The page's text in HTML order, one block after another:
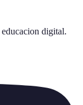
educacion digital.